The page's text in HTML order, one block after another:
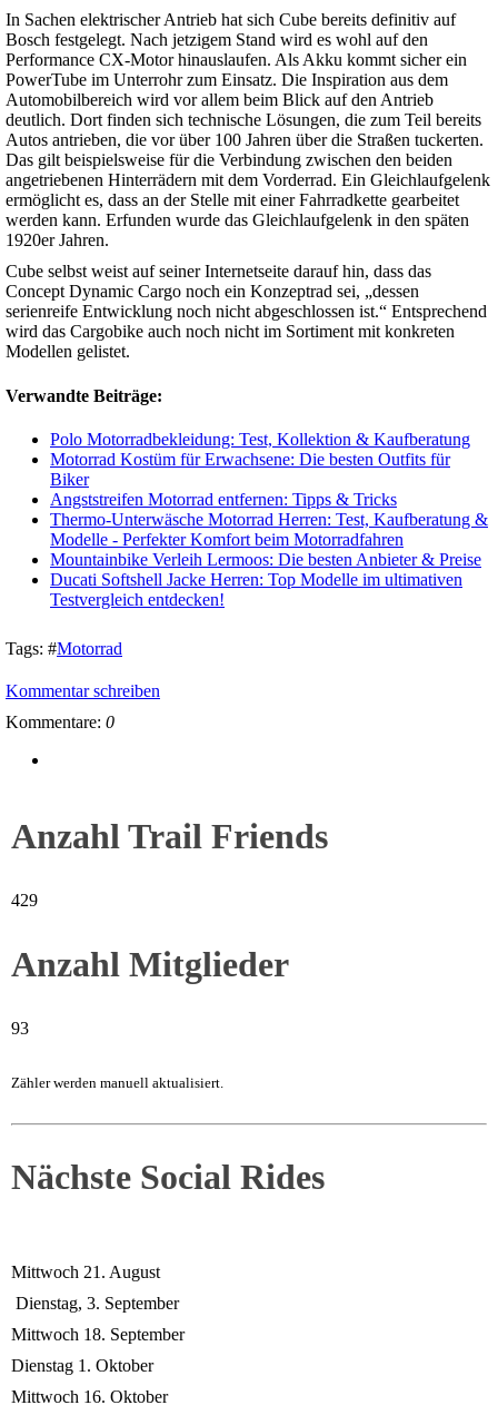
In Sachen elektrischer Antrieb hat sich Cube bereits definitiv auf
Bosch festgelegt. Nach jetzigem Stand wird es wohl auf den
Performance CX-Motor hinauslaufen. Als Akku kommt sicher ein
PowerTube im Unterrohr zum Einsatz. Die Inspiration aus dem
Automobilbereich wird vor allem beim Blick auf den Antrieb
deutlich. Dort finden sich technische Lösungen, die zum Teil bereits
Autos antrieben, die vor über 100 Jahren über die Straßen tuckerten.
Das gilt beispielsweise für die Verbindung zwischen den beiden
angetriebenen Hinterrädern mit dem Vorderrad. Ein Gleichlaufgelenk
ermöglicht es, dass an der Stelle mit einer Fahrradkette gearbeitet
werden kann. Erfunden wurde das Gleichlaufgelenk in den späten
1920er Jahren.
Cube selbst weist auf seiner Internetseite darauf hin, dass das
Concept Dynamic Cargo noch ein Konzeptrad sei, „dessen
serienreife Entwicklung noch nicht abgeschlossen ist.“ Entsprechend
wird das Cargobike auch noch nicht im Sortiment mit konkreten
Modellen gelistet.
Verwandte Beiträge:
Polo Motorradbekleidung: Test, Kollektion & Kaufberatung
Motorrad Kostüm für Erwachsene: Die besten Outfits für
Biker
Angststreifen Motorrad entfernen: Tipps & Tricks
Thermo-Unterwäsche Motorrad Herren: Test, Kaufberatung &
Modelle - Perfekter Komfort beim Motorradfahren
Mountainbike Verleih Lermoos: Die besten Anbieter & Preise
Ducati Softshell Jacke Herren: Top Modelle im ultimativen
Testvergleich entdecken!
Tags: #Motorrad
Kommentar schreiben
Kommentare: 0
Anzahl Trail Friends
429
Anzahl Mitglieder
93
Zähler werden manuell aktualisiert.
Nächste Social Rides
Mittwoch 21. August
Dienstag, 3. September
Mittwoch 18. September
Dienstag 1. Oktober
Mittwoch 16. Oktober